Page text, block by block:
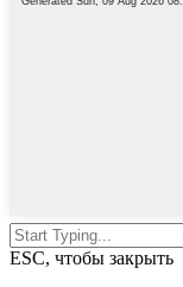
ESC, чтобы закрыть